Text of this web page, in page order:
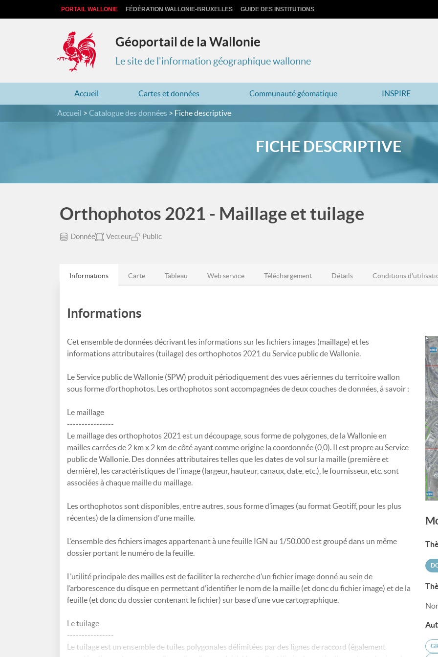
PORTAIL WALLONIE FÉDÉRATION WALLONIE-BRUXELLES GUIDE DES INSTITUTIONS
Géoportail de la Wallonie
Le site de l'information géographique wallonne
Accueil Cartes et données Communauté géomatique INSPIRE
Accueil Catalogue des données Fiche descriptive
FICHE DESCRIPTIVE
Orthophotos 2021 - Maillage et tuilage
Donnée Vecteur Public
Informations Carte Tableau Web service Téléchargement Détails Conditions
Informations
Cet ensemble de données décrivant les informations sur les fichiers images (maillage) et les
informations attributaires (tuilage) des orthophotos 2021 du Service public de Wallonie.
Le Service public de Wallonie (SPW) produit périodiquement des vues aériennes du territoire wallon
sous forme d’orthophotos. Les orthophotos sont accompagnées de deux couches de données, à savoir :
Le maillage
----------------
Le maillage des orthophotos 2021 est un découpage, sous forme de polygones, de la Wallonie en
mailles carrées de 2 km x 2 km de côté ayant comme origine la coordonnée (0,0). Il est propre au Service
public de Wallonie. Des données attributaires telles que les dates de vol sur la maille (première et
dernière), les caractéristiques de l'image (largeur, hauteur, canaux, date, etc.), le fournisseur, etc. sont
associées à chaque maille du maillage.
Les orthophotos sont disponibles, entre autres, sous forme d’images (au format Geotiff, pour les plus
récentes) de la dimension d’une maille.
L’ensemble des fichiers images appartenant à une feuille IGN au 1/50.000 est groupé dans un même
dossier portant le numéro de la feuille.
L’utilité principale des mailles est de faciliter la recherche d’un fichier image donné au sein de
l’arborescence du disque en permettant d’identifier le nom de la maille (et donc du fichier image) et de la
feuille (et donc du dossier contenant le fichier) sur base d’une vue cartographique.
Le tuilage
----------------
Le tuilage est un ensemble de tuiles polygonales délimitées par des lignes de raccord (également